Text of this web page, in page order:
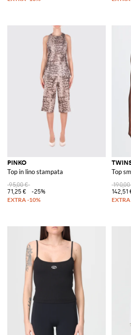
PINKO
Top in lino stampata
95,00 €
71,25 €
-25%
Top
142,51